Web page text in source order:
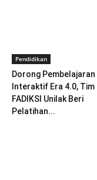
Pendidikan
Dorong Pembelajaran
Interaktif Era 4.0, Tim
FADIKSI Unilak Beri
Pelatihan...